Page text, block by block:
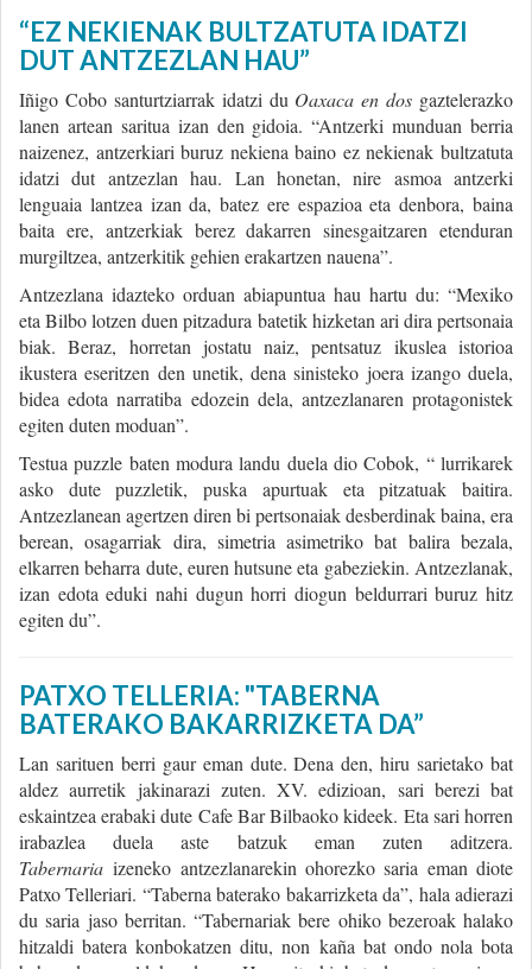
“EZ NEKIENAK BULTZATUTA IDATZI
DUT ANTZEZLAN HAU”
Iñigo Cobo santurtziarrak idatzi du Oaxaca en dos gaztelerazko
lanen artean saritua izan den gidoia. “Antzerki munduan berria
naizenez, antzerkiari buruz nekiena baino ez nekienak bultzatuta
idatzi dut antzezlan hau. Lan honetan, nire asmoa antzerki
lenguaia lantzea izan da, batez ere espazioa eta denbora, baina
baita ere, antzerkiak berez dakarren sinesgaitzaren etenduran
murgiltzea, antzerkitik gehien erakartzen nauena”.
Antzezlana idazteko orduan abiapuntua hau hartu du: “Mexiko
eta Bilbo lotzen duen pitzadura batetik hizketan ari dira pertsonaia
biak. Beraz, horretan jostatu naiz, pentsatuz ikuslea istorioa
ikustera eseritzen den unetik, dena sinisteko joera izango duela,
bidea edota narratiba edozein dela, antzezlanaren protagonistek
egiten duten moduan”.
Testua puzzle baten modura landu duela dio Cobok, “ lurrikarek
asko dute puzzletik, puska apurtuak eta pitzatuak baitira.
Antzezlanean agertzen diren bi pertsonaiak desberdinak baina, era
berean, osagarriak dira, simetria asimetriko bat balira bezala,
elkarren beharra dute, euren hutsune eta gabeziekin. Antzezlanak,
izan edota eduki nahi dugun horri diogun beldurrari buruz hitz
egiten du”.
PATXO TELLERIA: "TABERNA
BATERAKO BAKARRIZKETA DA”
Lan sarituen berri gaur eman dute. Dena den, hiru sarietako bat
aldez aurretik jakinarazi zuten. XV. edizioan, sari berezi bat
eskaintzea erabaki dute Cafe Bar Bilbaoko kideek. Eta sari horren
irabazlea duela aste batzuk eman zuten aditzera.
Tabernaria izeneko antzezlanarekin ohorezko saria eman diote
Patxo Telleriari. “Taberna baterako bakarrizketa da”, hala adierazi
du saria jaso berritan. “Tabernariak bere ohiko bezeroak halako
hitzaldi batera konbokatzen ditu, non kaña bat ondo nola bota